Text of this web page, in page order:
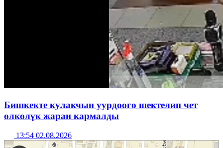
Бишкекте кулакчын уурдоого шектелип чет
өлкөлүк жаран кармалды
13:54 02.08.2026